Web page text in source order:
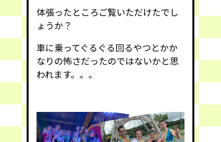
体張ったところご覧いただけたでし
ょうか？
車に乗ってぐるぐる回るやつとかか
なりの怖さだったのではないかと思
われます。。。